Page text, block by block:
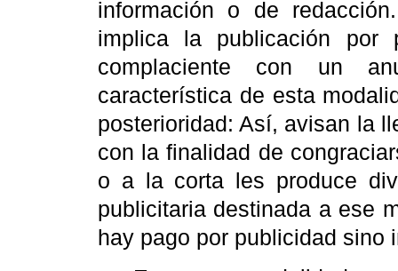
información o de
implica la publicación por
complaciente con un
característica de esta
posterioridad: Así, avisan la
con la finalidad de
o a la corta les produce
publicitaria destinada a ese
hay pago por publicidad sino